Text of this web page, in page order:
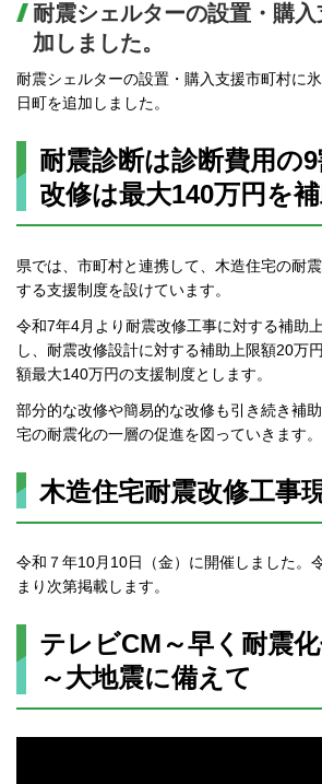
耐震シェルターの設置・購
加しました。
耐震シェルターの設置・購入支援市町村に
日町を追加しました。
耐震診断は診断費用の
改修は最大140万円を
県では、市町村と連携して、木造住宅の耐
する支援制度を設けています。
令和7年4月より耐震改修工事に対する補助
し、耐震改修設計に対する補助上限額20万
額最大140万円の支援制度とします。
部分的な改修や簡易的な改修も引き続き補
宅の耐震化の一層の促進を図っていきます。
木造住宅耐震改修工事
令和７年10月10日（金）に開催しました。
まり次第掲載します。
テレビCM～早く耐震
～大地震に備えて